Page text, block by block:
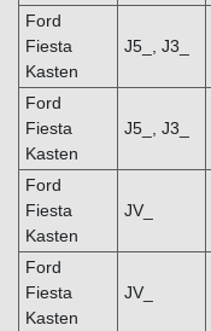
Ford
Fiesta
Kasten
J5_, J3_
Ford
Fiesta
Kasten
J5_, J3_
Ford
Fiesta
Kasten
JV_
Ford
Fiesta
Kasten
JV_